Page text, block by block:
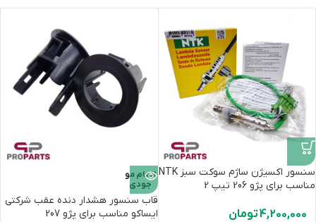
سنسور اکسیژن ساژم سوکت سبز NTK
مناسب برای پژو 206 تیپ 2
4,200,000تومان
اتمام مو
جودی
قاب سنسور هشدار دنده عقب شرکتی
ایساکو مناسب برای پژو 207